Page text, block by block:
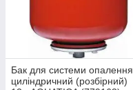
Бак для системи опалення
циліндричний (розбірний)